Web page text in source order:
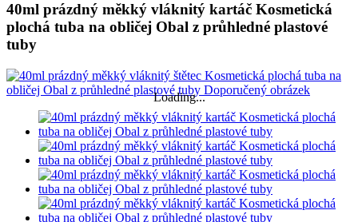
40ml prázdný měkký vláknitý kartáč Kosmetická
plochá tuba na obličej Obal z průhledné plastové
tuby
Loading...